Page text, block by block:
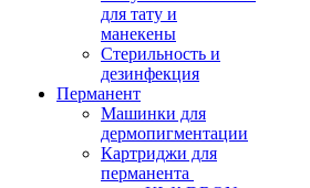
для тату и
манекены
Стерильность и
дезинфекция
Перманент
Машинки для
дермопигментации
Картриджи для
перманента